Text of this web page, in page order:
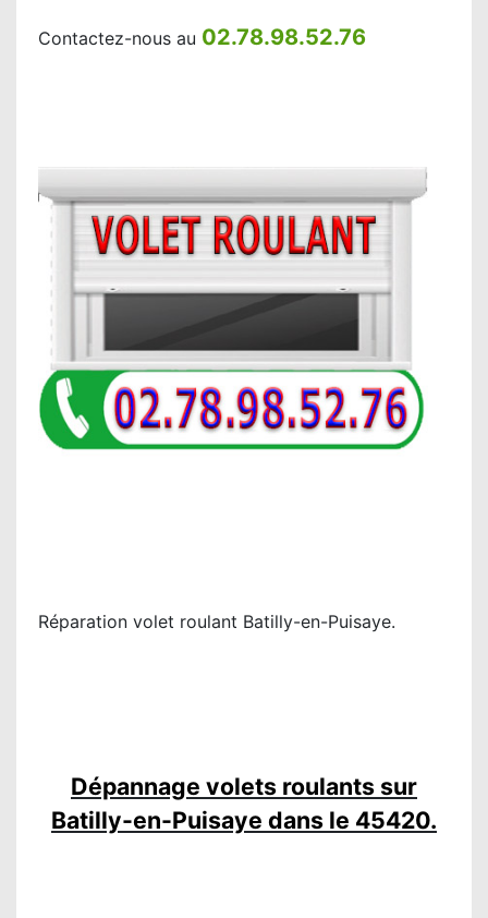
Contactez-nous au 02.78.98.52.76
Réparation volet roulant Batilly-en-Puisaye.
Dépannage volets roulants sur
Batilly-en-Puisaye dans le 45420.